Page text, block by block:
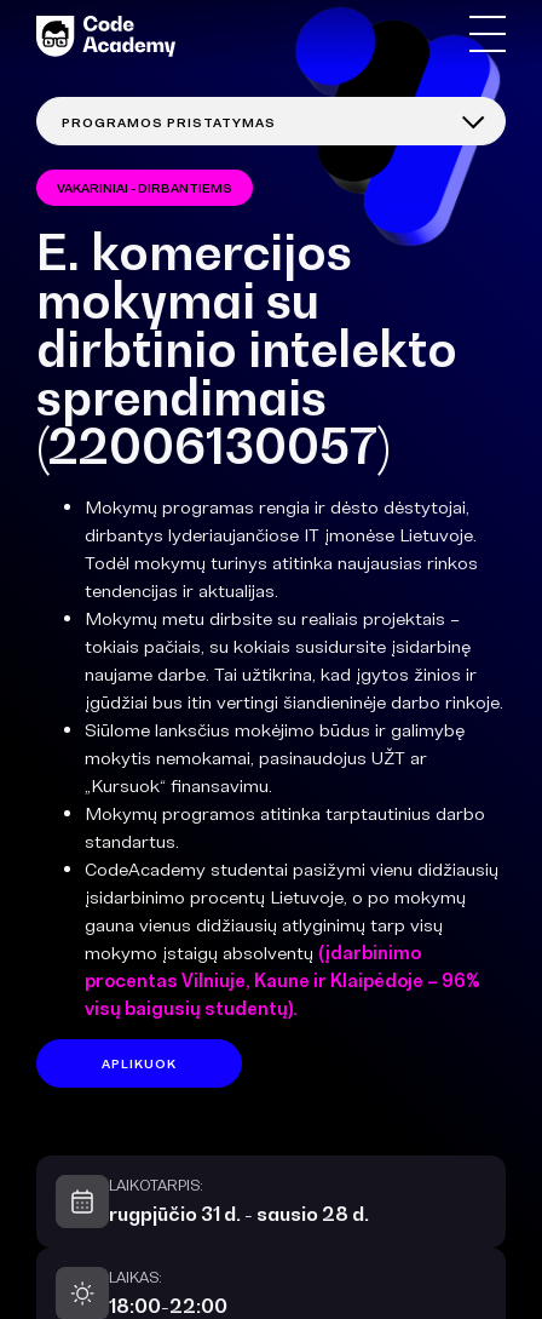
VAKARINIAI - DIRBANTIEMS
E. komercijos
mokymai su
dirbtinio intelekto
sprendimais
(22006130057)
Mokymų programas rengia ir dėsto dėstytojai,
dirbantys lyderiaujančiose IT įmonėse Lietuvoje.
Todėl mokymų turinys atitinka naujausias rinkos
tendencijas ir aktualijas.
Mokymų metu dirbsite su realiais projektais –
tokiais pačiais, su kokiais susidursite įsidarbinę
naujame darbe. Tai užtikrina, kad įgytos žinios ir
įgūdžiai bus itin vertingi šiandieninėje darbo rinkoje.
Siūlome lanksčius mokėjimo būdus ir galimybę
mokytis nemokamai, pasinaudojus UŽT ar
„Kursuok“ finansavimu.
Mokymų programos atitinka tarptautinius darbo
standartus.
CodeAcademy studentai pasižymi vienu didžiausių
įsidarbinimo procentų Lietuvoje, o po mokymų
gauna vienus didžiausių atlyginimų tarp visų
mokymo įstaigų absolventų (įdarbinimo
procentas Vilniuje, Kaune ir Klaipėdoje – 96%
visų baigusių studentų).
APLIKUOK
LAIKOTARPIS:
rugpjūčio 31 d. - sausio 28 d.
LAIKAS:
18:00-22:00